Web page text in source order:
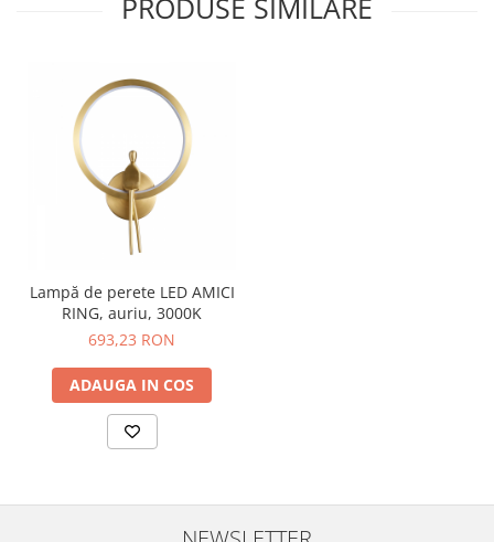
PRODUSE SIMILARE
Lampă de perete LED AMICI
RING, auriu, 3000K
693,23 RON
ADAUGA IN COS